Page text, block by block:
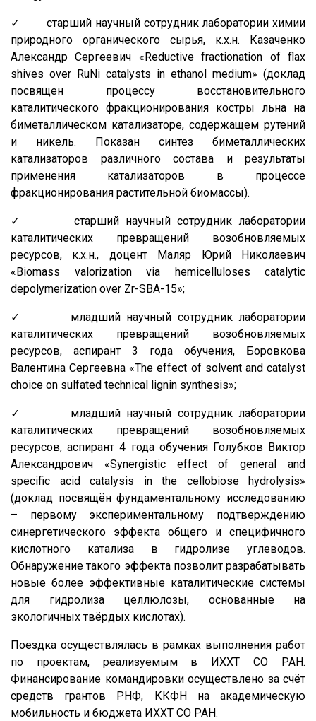
✓ старший научный сотрудник лаборатории химии
природного органического сырья, к.х.н. Казаченко
Александр Сергеевич «Reductive fractionation of flax
shives over RuNi catalysts in ethanol medium» (доклад
посвящен процессу восстановительного
каталитического фракционирования костры льна на
биметаллическом катализаторе, содержащем рутений
и никель. Показан синтез биметаллических
катализаторов различного состава и результаты
применения катализаторов в процессе
фракционирования растительной биомассы).
✓ старший научный сотрудник лаборатории
каталитических превращений возобновляемых
ресурсов, к.х.н., доцент Маляр Юрий Николаевич
«Biomass valorization via hemicelluloses catalytic
depolymerization over Zr-SBA-15»;
✓ младший научный сотрудник лаборатории
каталитических превращений возобновляемых
ресурсов, аспирант 3 года обучения, Боровкова
Валентина Сергеевна «The effect of solvent and catalyst
choice on sulfated technical lignin synthesis»;
✓ младший научный сотрудник лаборатории
каталитических превращений возобновляемых
ресурсов, аспирант 4 года обучения Голубков Виктор
Александрович «Synergistic effect of general and
specific acid catalysis in the cellobiose hydrolysis»
(доклад посвящён фундаментальному исследованию
– первому экспериментальному подтверждению
синергетического эффекта общего и специфичного
кислотного катализа в гидролизе углеводов.
Обнаружение такого эффекта позволит разрабатывать
новые более эффективные каталитические системы
для гидролиза целлюлозы, основанные на
экологичных твёрдых кислотах).
Поездка осуществлялась в рамках выполнения работ
по проектам, реализуемым в ИХХТ СО РАН.
Финансирование командировки осуществлено за счёт
средств грантов РНФ, ККФН на академическую
мобильность и бюджета ИХХТ СО РАН.